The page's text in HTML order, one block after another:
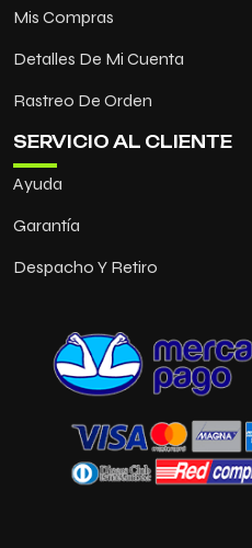
Mis Compras
Detalles De Mi Cuenta
Rastreo De Orden
SERVICIO AL CLIENTE
Ayuda
Garantía
Despacho Y Retiro